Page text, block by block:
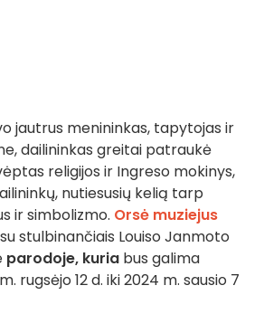
jautrus menininkas, tapytojas ir
dailininkas greitai patraukė
religijos ir Ingreso mokinys,
nutiesusių kelią tarp
ir simbolizmo. Orsė muziejus
stulbinančiais Louiso Janmoto
parodoje, kuria bus galima
rugsėjo 12 d. iki 2024 m. sausio 7